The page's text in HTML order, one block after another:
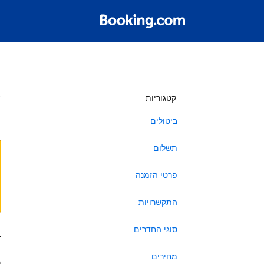
קטגוריות
ביטולים
תשלום
פרטי הזמנה
התקשרויות
סוגי החדרים
מחירים